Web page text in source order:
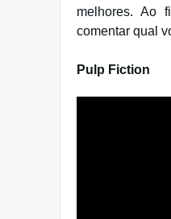
melhores. Ao
comentar qual
Pulp Fiction